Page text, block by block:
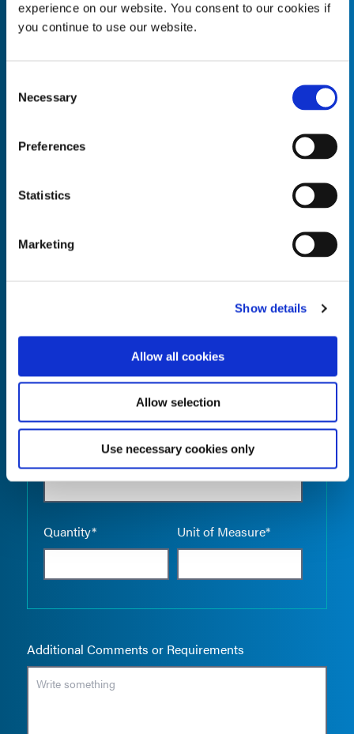
experience on our website. You consent to our cookies if
you continue to use our website.
Selection
Necessary
Preferences
Statistics
Marketing
Show details
Allow all cookies
Allow selection
Use necessary cookies only
Product Name* Empty
Unit of Measure*
Product Name*
Quantity* Unit of Measure*
Additional Comments or Requirements